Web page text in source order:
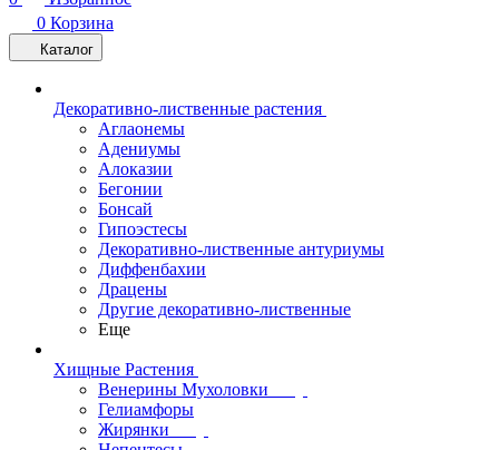
0 Корзина
Каталог
Декоративно-лиственные растения
Аглаонемы
Адениумы
Алоказии
Бегонии
Бонсай
Гипоэстесы
Декоративно-лиственные антуриумы
Диффенбахии
Драцены
Другие декоративно-лиственные
Еще
Хищные Растения
Венерины Мухоловки
Гелиамфоры
Жирянки